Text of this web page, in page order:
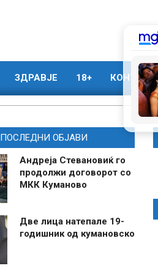
ЗДРАВЈЕ 18+ КОНТАКТ
ПОСЛЕДНИ ОБЈАВИ
Андреја Стевановиќ го
продолжи договорот со
МКК Куманово
Две лица натепале 19-
годишник од кумановско